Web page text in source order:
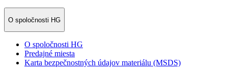
O spoločnosti HG
O spoločnosti HG
Predajné miesta
Karta bezpečnostných údajov materiálu (MSDS)